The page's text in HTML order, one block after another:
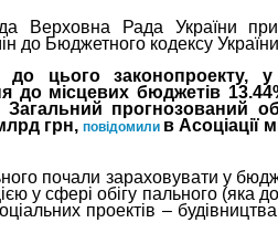
Верховна Рада України
до Бюджетного кодексу
до цього законопроекту,
до місцевих бюджетів
прогнозований
грн, повідомили в Асоціації
почали зараховувати у
у сфері обігу пального
проектів –